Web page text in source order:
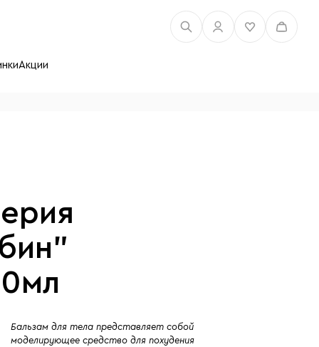
Акции
Бальзам для тела представляет собой
моделирующее средство для похудения